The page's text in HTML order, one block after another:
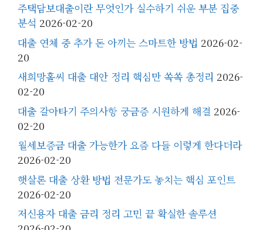
주택담보대출이란 무엇인가 실수하기 쉬운 부분 집중
분석 2026-02-20
대출 연체 중 추가 돈 아끼는 스마트한 방법 2026-02-
20
새희망홀씨 대출 대안 정리 핵심만 쏙쏙 총정리 2026-
02-20
대출 갈아타기 주의사항 궁금증 시원하게 해결 2026-
02-20
월세보증금 대출 가능한가 요즘 다들 이렇게 한다더라
2026-02-20
햇살론 대출 상환 방법 전문가도 놓치는 핵심 포인트
2026-02-20
저신용자 대출 금리 정리 고민 끝 확실한 솔루션